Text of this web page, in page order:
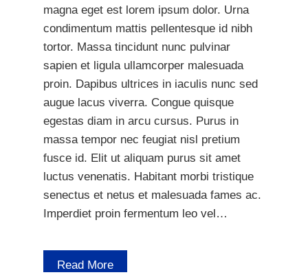
magna eget est lorem ipsum dolor. Urna
condimentum mattis pellentesque id nibh
tortor. Massa tincidunt nunc pulvinar
sapien et ligula ullamcorper malesuada
proin. Dapibus ultrices in iaculis nunc sed
augue lacus viverra. Congue quisque
egestas diam in arcu cursus. Purus in
massa tempor nec feugiat nisl pretium
fusce id. Elit ut aliquam purus sit amet
luctus venenatis. Habitant morbi tristique
senectus et netus et malesuada fames ac.
Imperdiet proin fermentum leo vel…
Read More